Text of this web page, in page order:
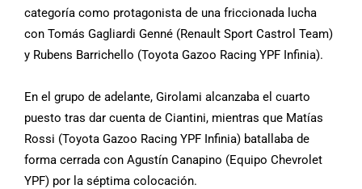
categoría como protagonista de una friccionada lucha
con Tomás Gagliardi Genné (Renault Sport Castrol Team)
y Rubens Barrichello (Toyota Gazoo Racing YPF Infinia).
En el grupo de adelante, Girolami alcanzaba el cuarto
puesto tras dar cuenta de Ciantini, mientras que Matías
Rossi (Toyota Gazoo Racing YPF Infinia) batallaba de
forma cerrada con Agustín Canapino (Equipo Chevrolet
YPF) por la séptima colocación.